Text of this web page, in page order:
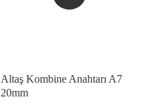
Altaş Kombine Anahtarı A7
20mm